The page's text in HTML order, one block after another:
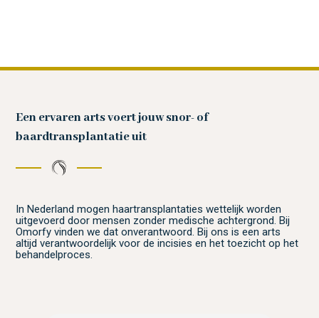
Een ervaren arts voert jouw snor- of
baardtransplantatie uit
In Nederland mogen haartransplantaties wettelijk worden
uitgevoerd door mensen zonder medische achtergrond. Bij
Omorfy vinden we dat onverantwoord. Bij ons is een arts
altijd verantwoordelijk voor de incisies en het toezicht op het
behandelproces.